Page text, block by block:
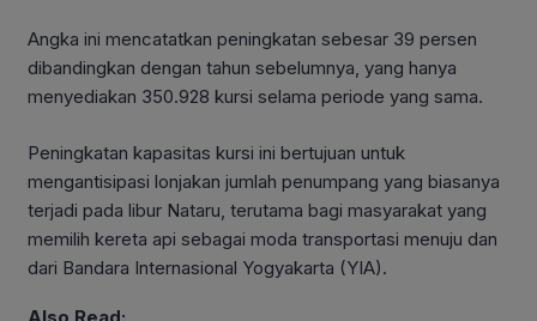
Angka ini mencatatkan peningkatan sebesar 39 persen
dibandingkan dengan tahun sebelumnya, yang hanya
menyediakan 350.928 kursi selama periode yang sama.
Peningkatan kapasitas kursi ini bertujuan untuk
mengantisipasi lonjakan jumlah penumpang yang biasanya
terjadi pada libur Nataru, terutama bagi masyarakat yang
memilih kereta api sebagai moda transportasi menuju dan
dari Bandara Internasional Yogyakarta (YIA).